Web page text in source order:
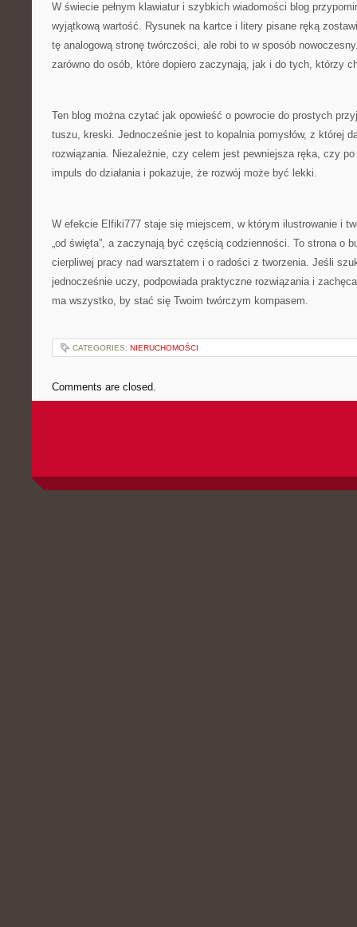
W świecie pełnym klawiatur i szybkich wiadomości blog
wyjątkową wartość. Rysunek na kartce i litery pisane ręką
tę analogową stronę twórczości, ale robi to w sposób
zarówno do osób, które dopiero zaczynają, jak i do tych, którzy
Ten blog można czytać jak opowieść o powrocie do prostych
tuszu, kreski. Jednocześnie jest to kopalnia pomysłów, z której
rozwiązania. Niezależnie, czy celem jest pewniejsza ręka, czy
impuls do działania i pokazuje, że rozwój może być lekki.
W efekcie Elfiki777 staje się miejscem, w którym ilustrowanie i
„od święta”, a zaczynają być częścią codzienności. To strona o
cierpliwej pracy nad warsztatem i o radości z tworzenia. Jeśli
jednocześnie uczy, podpowiada praktyczne rozwiązania i
ma wszystko, by stać się Twoim twórczym kompasem.
CATEGORIES: NIERUCHOMOŚCI
Comments are closed.